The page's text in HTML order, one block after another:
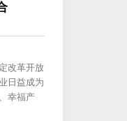
改革开放
日益成为
幸福产